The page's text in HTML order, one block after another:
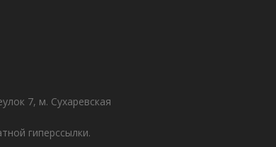
7, м. Сухаревская
гиперссылки.